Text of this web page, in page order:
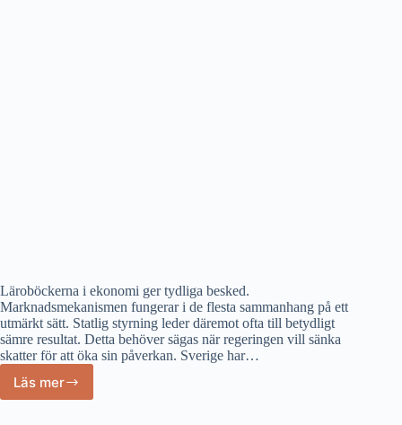
Läroböckerna i ekonomi ger tydliga besked.
Marknadsmekanismen fungerar i de flesta sammanhang på ett
utmärkt sätt. Statlig styrning leder däremot ofta till betydligt
sämre resultat. Detta behöver sägas när regeringen vill sänka
skatter för att öka sin påverkan. Sverige har…
Läs mer
Statlig